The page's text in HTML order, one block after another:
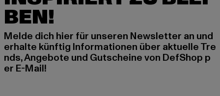
BEN!
Melde dich hier für unseren Newsletter an und
erhalte künftig Informationen über aktuelle Tre
nds, Angebote und Gutscheine von DefShop p
er E-Mail!